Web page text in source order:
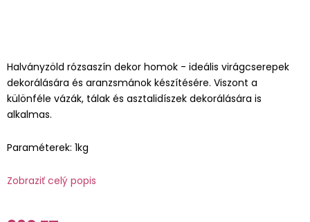
Halványzöld rózsaszín dekor homok - ideális virágcserepek
dekorálására és aranzsmánok készítésére. Viszont a
különféle vázák, tálak és asztalidíszek dekorálására is
alkalmas.
Paraméterek: 1kg
Zobraziť celý popis